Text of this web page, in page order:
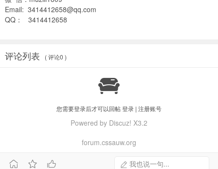
Email: 3414412658@qq.com
QQ： 3414412658
评论列表 ( 评论0 )

您需要登录后才可以回帖登录 | 注册账号
我也说一句...
  
Powered by Discuz! X3.2
forum.cssauw.org